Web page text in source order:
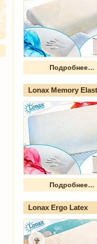
Подробнее…
Lonax Memory
Подробнее…
Lonax Ergo Latex